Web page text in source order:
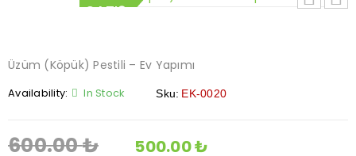
SATIŞ
Üzüm (Köpük) Pestili – Ev Yapımı
Availability: In Stock Sku: EK-0020
600.00₺ 500.00₺